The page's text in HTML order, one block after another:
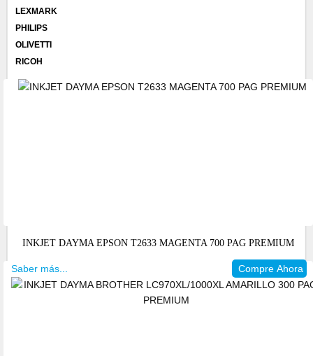
LEXMARK
PHILIPS
OLIVETTI
RICOH
INKJET DAYMA EPSON T2633 MAGENTA 700 PAG PREMIUM
Saber más... Compre Ahora